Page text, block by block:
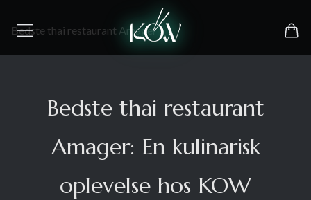
Bedste thai restaurant Amager
Bedste thai restaurant
Amager: En kulinarisk
oplevelse hos KOW